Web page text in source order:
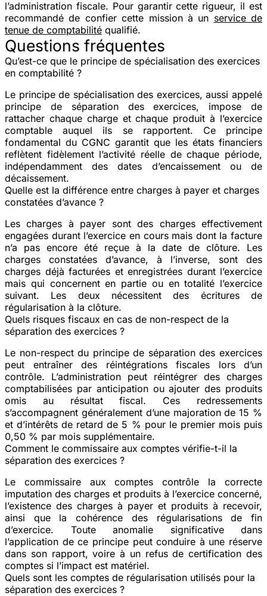
l’administration fiscale. Pour garantir cette rigueur, il est
recommandé de confier cette mission à un service de
tenue de comptabilité qualifié.
Questions fréquentes
Qu’est-ce que le principe de spécialisation des exercices
en comptabilité ?
Le principe de spécialisation des exercices, aussi appelé
principe de séparation des exercices, impose de
rattacher chaque charge et chaque produit à l’exercice
comptable auquel ils se rapportent. Ce principe
fondamental du CGNC garantit que les états financiers
reflètent fidèlement l’activité réelle de chaque période,
indépendamment des dates d’encaissement ou de
décaissement.
Quelle est la différence entre charges à payer et charges
constatées d’avance ?
Les charges à payer sont des charges effectivement
engagées durant l’exercice en cours mais dont la facture
n’a pas encore été reçue à la date de clôture. Les
charges constatées d’avance, à l’inverse, sont des
charges déjà facturées et enregistrées durant l’exercice
mais qui concernent en partie ou en totalité l’exercice
suivant. Les deux nécessitent des écritures de
régularisation à la clôture.
Quels risques fiscaux en cas de non-respect de la
séparation des exercices ?
Le non-respect du principe de séparation des exercices
peut entraîner des réintégrations fiscales lors d’un
contrôle. L’administration peut réintégrer des charges
comptabilisées par anticipation ou ajouter des produits
omis au résultat fiscal. Ces redressements
s’accompagnent généralement d’une majoration de 15 %
et d’intérêts de retard de 5 % pour le premier mois puis
0,50 % par mois supplémentaire.
Comment le commissaire aux comptes vérifie-t-il la
séparation des exercices ?
Le commissaire aux comptes contrôle la correcte
imputation des charges et produits à l’exercice concerné,
l’existence des charges à payer et produits à recevoir,
ainsi que la cohérence des régularisations de fin
d’exercice. Toute anomalie significative dans
l’application de ce principe peut conduire à une réserve
dans son rapport, voire à un refus de certification des
comptes si l’impact est matériel.
Quels sont les comptes de régularisation utilisés pour la
séparation des exercices ?